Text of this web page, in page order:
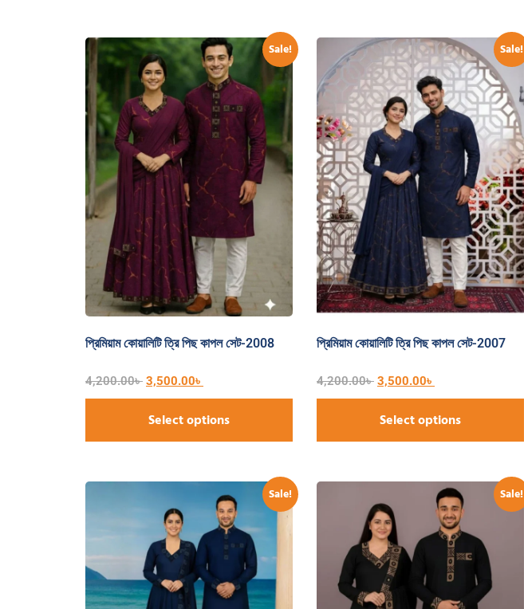
Sale!
প্রিমিয়াম কোয়ালিটি ত্রি পিছ কাপল সেট-2008
4,200.00৳ 3,500.00৳
Select options
Sale!
প্রিমিয়াম কোয়ালিটি ত্রি পিছ কাপল সেট-2007
4,200.00৳ 3,500.00৳
Select options
Sale! Sale!